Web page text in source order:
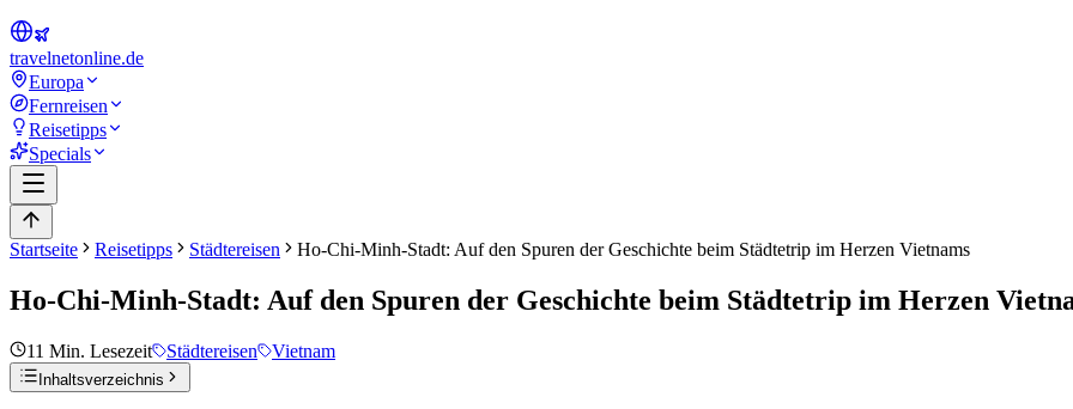
travelnetonline.de
Europa
Fernreisen
Reisetipps
Specials
Startseite Reisetipps Städtereisen Ho-Chi-Minh-Stadt: Auf den Spuren der Geschichte beim Städtetrip im Herzen Vietnams
Ho-Chi-Minh-Stadt: Auf den Spuren der Geschichte beim Städtetrip im Herzen
11 Min. Lesezeit Städtereisen Vietnam
Inhaltsverzeichnis